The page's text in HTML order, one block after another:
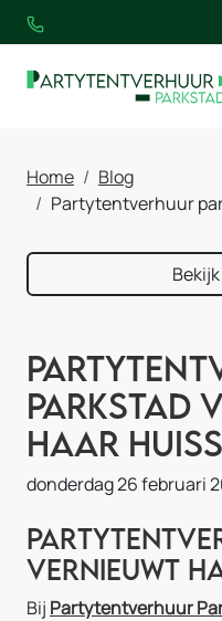
Home
Blog
Partytentverhuur
Parkstad
haar
donderdag 26 februari
vernieuwt
Bij Partytentverhuur